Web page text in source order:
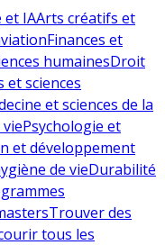
et IAArts créatifs et
Finances et
humainesDroit
et sciences
et sciences de la
Psychologie et
et développement
de vieDurabilité
Trouver des
tous les